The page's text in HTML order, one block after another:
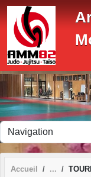
Accueil
Panneau de gestion